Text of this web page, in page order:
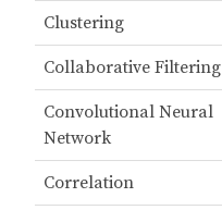
Clustering
Collaborative Filtering
Convolutional Neural
Network
Correlation